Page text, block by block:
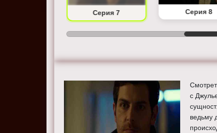
Серия 7 Серия 8
с
ведьму